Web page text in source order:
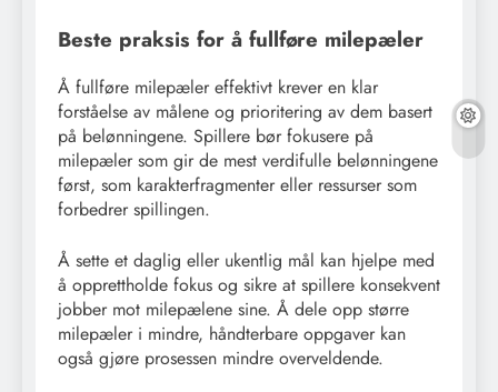
Beste praksis for å fullføre milepæler
Å fullføre milepæler effektivt krever en klar
forståelse av målene og prioritering av dem basert
på belønningene. Spillere bør fokusere på
milepæler som gir de mest verdifulle belønningene
først, som karakterfragmenter eller ressurser som
forbedrer spillingen.
Å sette et daglig eller ukentlig mål kan hjelpe med
å opprettholde fokus og sikre at spillere konsekvent
jobber mot milepælene sine. Å dele opp større
milepæler i mindre, håndterbare oppgaver kan
også gjøre prosessen mindre overveldende.